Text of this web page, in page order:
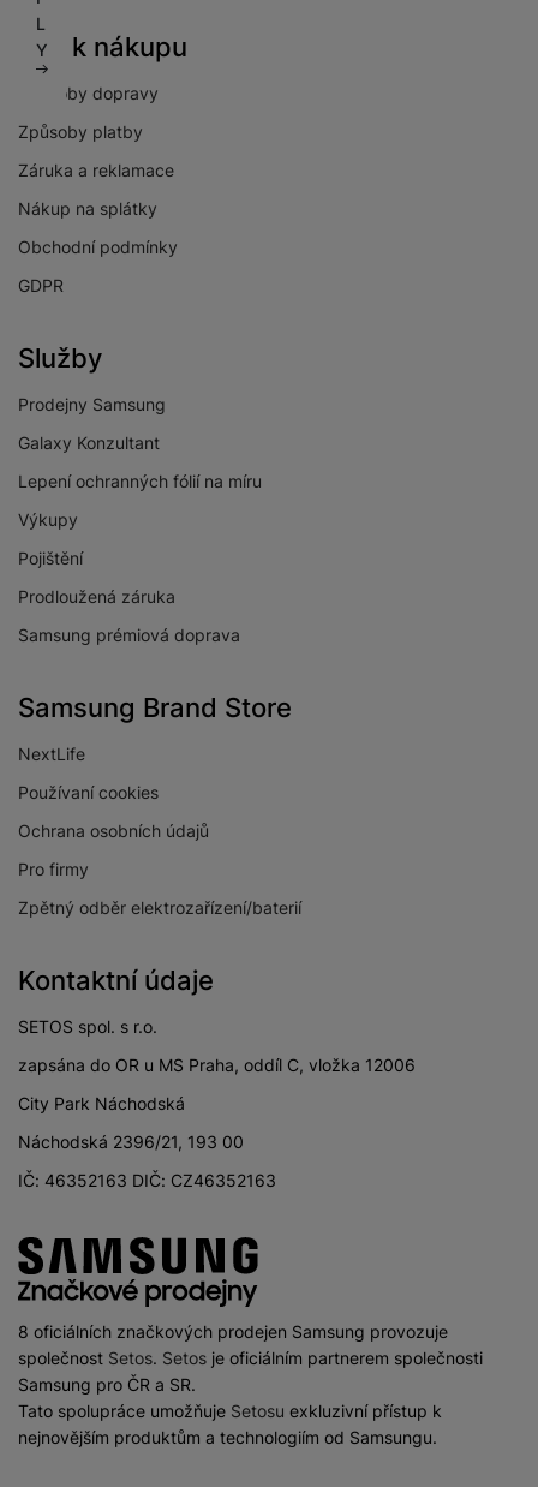
L
Y
Vše k nákupu
Způsoby dopravy
Způsoby platby
Záruka a reklamace
Nákup na splátky
Obchodní podmínky
GDPR
Služby
Prodejny Samsung
Galaxy Konzultant
Lepení ochranných fólií na míru
Výkupy
Pojištění
Prodloužená záruka
Samsung prémiová doprava
Samsung Brand Store
NextLife
Používaní cookies
Ochrana osobních údajů
Pro firmy
Zpětný odběr elektrozařízení/baterií
Kontaktní údaje
SETOS spol. s r.o.
zapsána do OR u MS Praha, oddíl C, vložka 12006
City Park Náchodská
Náchodská 2396/21, 193 00
IČ: 46352163 DIČ: CZ46352163
8 oficiálních značkových prodejen Samsung provozuje
společnost Setos. Setos je oficiálním partnerem společnosti
Samsung pro ČR a SR.
Tato spolupráce umožňuje Setosu exkluzivní přístup k
nejnovějším produktům a technologiím od Samsungu.